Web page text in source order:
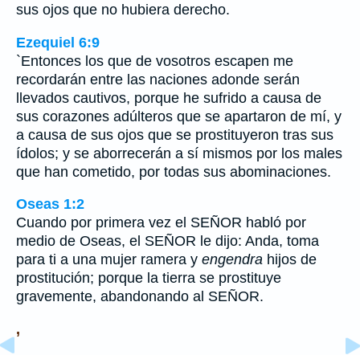
sus ojos que no hubiera derecho.
Ezequiel 6:9
`Entonces los que de vosotros escapen me
recordarán entre las naciones adonde serán
llevados cautivos, porque he sufrido a causa de
sus corazones adúlteros que se apartaron de mí, y
a causa de sus ojos que se prostituyeron tras sus
ídolos; y se aborrecerán a sí mismos por los males
que han cometido, por todas sus abominaciones.
Oseas 1:2
Cuando por primera vez el SEÑOR habló por
medio de Oseas, el SEÑOR le dijo: Anda, toma
para ti a una mujer ramera y engendra hijos de
prostitución; porque la tierra se prostituye
gravemente, abandonando al SEÑOR.
,